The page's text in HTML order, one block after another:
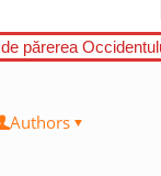
părerea
Authors